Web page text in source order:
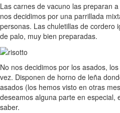
Las carnes de vacuno las preparan
nos decidimos por una parrillada
personas. Las chuletillas de cordero
de palo, muy bien preparadas.
No nos decidimos por los asados,
vez. Disponen de horno de leña
asados (los hemos visto en otras
deseamos alguna parte en especial,
saber.